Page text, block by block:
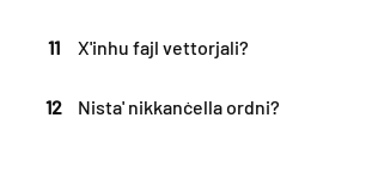
11 X'inhu fajl vettorjali?
12 Nista' nikkanċella ordni?